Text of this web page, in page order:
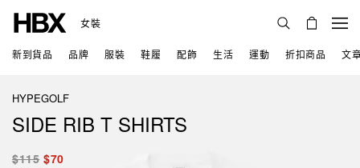
女裝
新到貨品 品牌 服裝 鞋履 配飾 生活 運動 折扣商品 文
HYPEGOLF
SIDE RIB T SHIRTS
$115 $70